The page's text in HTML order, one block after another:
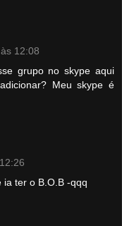
12:08
grupo no skype aqui
Meu skype é
ia ter o B.O.B -qqq